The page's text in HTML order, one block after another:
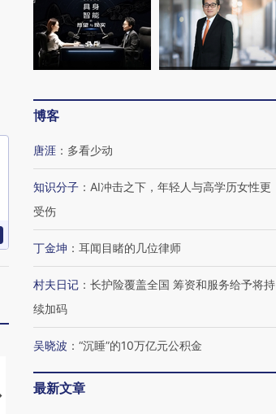
马航飞行员跨国走私7万
博客
唐涯 ： 多看少动
知识分子 ： AI冲击之下，年轻人与高学历女性更
受伤
丁金坤 ： 耳闻目睹的几位律师
村夫日记 ： 长护险覆盖全国 筹资和服务给予将持
续加码
吴晓波 ： “沉睡”的10万亿元公积金
最新文章